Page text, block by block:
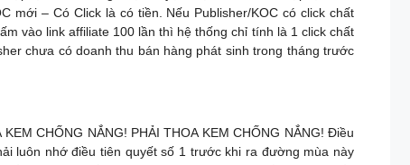
mới – Có Click là có tiền. Nếu Publisher/KOC có click chất
vào link affiliate 100 lần thì hệ thống chỉ tính là 1 click chất
chưa có doanh thu bán hàng phát sinh trong tháng trước
CHỐNG NẮNG! PHẢI THOA KEM CHỐNG NẮNG! Điều
luôn nhớ điều tiên quyết số 1 trước khi ra đường mùa này